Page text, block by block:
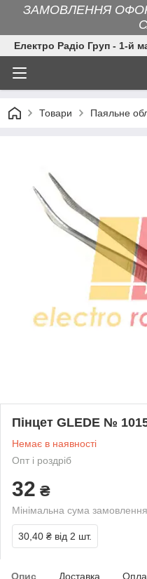
ЗАМОВЛЕННЯ
Електро Радіо Груп - 1-й
Товари Паяльне
Пінцет GLEDE №
Немає в наявності
Опт і роздріб
32 ₴
Мінімальна сума
30,40 ₴ від 2 шт.
Опис Доставка